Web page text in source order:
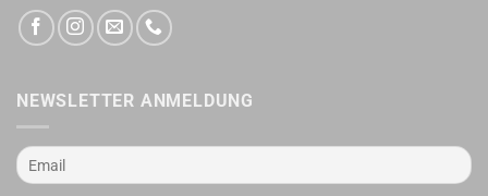
NEWSLETTER ANMELDUNG